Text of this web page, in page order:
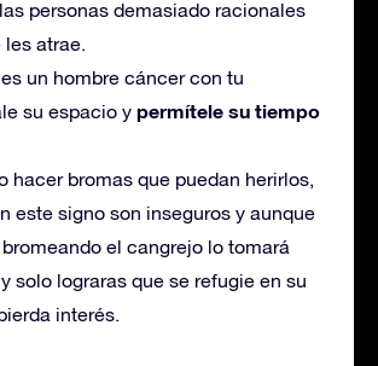
personas demasiado racionales
les atrae.
un hombre cáncer con tu
su espacio y permítele su tiempo
hacer bromas que puedan herirlos,
este signo son inseguros y aunque
el cangrejo lo tomará
solo lograras que se refugie en su
interés.